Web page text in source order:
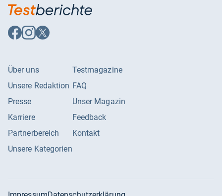
Auf
Facebook
Auf
Instagram
Auf
X
Über uns
Unsere Redaktion
Presse
Karriere
Partnerbereich
Unsere Kategorien
Testmagazine
FAQ
Unser Magazin
Feedback
Kontakt